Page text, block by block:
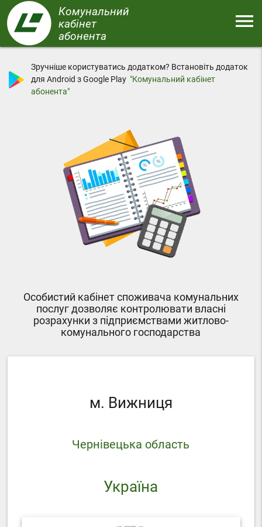
Перейти
до
основного
вмісту
Комунальний
кабінет
абонента
menu
Зручніше користуватись додатком? Встановіть додаток
для Android з Google Play "Комунальний кабінет
абонента"
Особистий кабінет споживача комунальних
послуг дозволяє контролювати власні
розрахунки з підприємствами житлово-
комунального господарства
м. Вижниця
Чернівецька область
Україна